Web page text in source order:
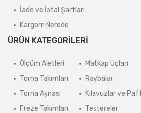
İade ve İptal Şartları
Kargom Nerede
ÜRÜN KATEGORİLERİ
Ölçüm Aletleri
Torna Takımları
Torna Aynası
Freze Takımları
Matkap Uçları
Raybalar
Kılavuzlar ve
Testereler